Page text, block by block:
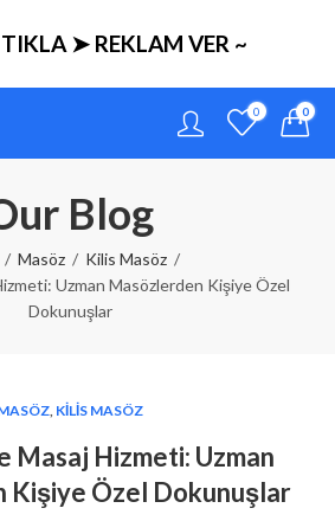
➤ REKLAM VER ~
0 0
Blog
Masöz
Kilis Masöz
Uzman Masözlerden Kişiye Özel
Dokunuşlar
, KILIS MASÖZ
Masaj Hizmeti: Uzman
Kişiye Özel Dokunuşlar